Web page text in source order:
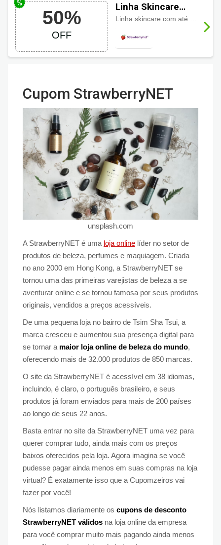
50%
OFF
Linha Skincare
com ótimos
50%
Cupom StrawberryNET
unsplash.com
A StrawberryNET é uma loja online líder no setor de
produtos de beleza, perfumes e maquiagem. Criada
no ano 2000 em Hong Kong, a StrawberryNET se
tornou uma das primeiras varejistas de beleza a se
aventurar online e se tornou famosa por seus produtos
originais, vendidos a preços acessíveis.
De uma pequena loja no bairro de Tsim Sha Tsui, a
marca cresceu e aumentou sua presença digital para
se tornar a maior loja online de beleza do mundo,
oferecendo mais de 32.000 produtos de 850 marcas.
O site da StrawberryNET é acessível em 38 idiomas,
incluindo, é claro, o português brasileiro, e seus
produtos já foram enviados para mais de 200 países
ao longo de seus 22 anos.
Basta entrar no site da StrawberryNET uma vez para
querer comprar tudo, ainda mais com os preços
baixos oferecidos pela loja. Agora imagina se você
pudesse pagar ainda menos em suas compras na loja
virtual? É exatamente isso que a Cupomzeiros vai
fazer por você!
Nós listamos diariamente os cupons de desconto
StrawberryNET válidos na loja online da empresa
para você comprar muito mais pagando ainda menos